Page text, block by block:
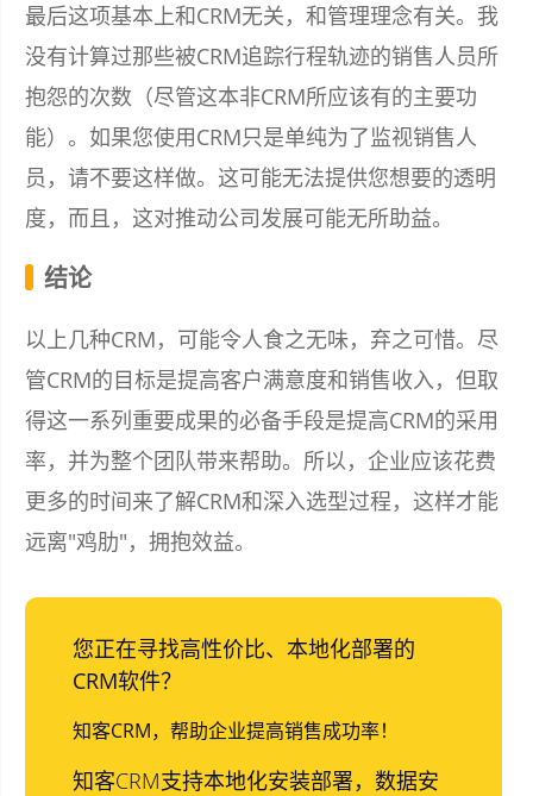
最后这项基本上和CRM无关，和管理理念有关。我
没有计算过那些被CRM追踪行程轨迹的销售人员所
抱怨的次数（尽管这本非CRM所应该有的主要功
能）。如果您使用CRM只是单纯为了监视销售人
员，请不要这样做。这可能无法提供您想要的透明
度，而且，这对推动公司发展可能无所助益。
结论
以上几种CRM，可能令人食之无味，弃之可惜。尽
管CRM的目标是提高客户满意度和销售收入，但取
得这一系列重要成果的必备手段是提高CRM的采用
率，并为整个团队带来帮助。所以，企业应该花费
更多的时间来了解CRM和深入选型过程，这样才能
远离"鸡肋"，拥抱效益。
您正在寻找高性价比、本地化部署的
CRM软件？
知客CRM，帮助企业提高销售成功率！
知客CRM支持本地化安装部署，数据安